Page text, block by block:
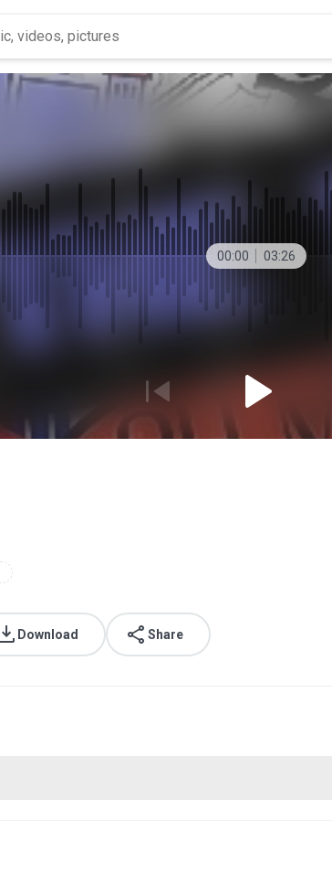
00:00 03:26
Download Share